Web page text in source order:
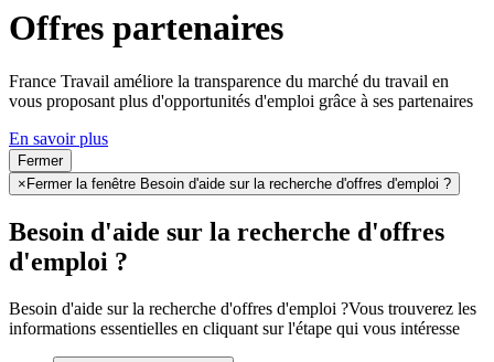
Offres partenaires
France Travail améliore la transparence du marché du travail en
vous proposant plus d'opportunités d'emploi grâce à ses partenaires
En savoir plus
Fermer
× Fermer la fenêtre Besoin d'aide sur la recherche d'offres d'emploi ?
Besoin d'aide sur la recherche d'offres
d'emploi ?
Besoin d'aide sur la recherche d'offres d'emploi ?Vous trouverez les
informations essentielles en cliquant sur l'étape qui vous intéresse